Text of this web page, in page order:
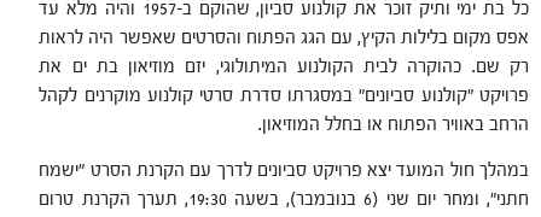
כל בת ימי ותיק זוכר את קולנוע סביון, שהוקם ב-1957 והיה מלא עד
אפס מקום בלילות הקיץ, עם הגג הפתוח והסרטים שאפשר היה לראות
רק שם. כהוקרה לבית הקולנוע המיתולוגי, יזם מוזיאון בת ים את
פרויקט "קולנוע סביונים" במסגרתו סדרת סרטי קולנוע מוקרנים לקהל
הרחב באוויר הפתוח או בחלל המוזיאון.
במהלך חול המועד יצא פרויקט סביונים לדרך עם הקרנת הסרט "ישמח
חתני", ומחר יום שני (6 בנובמבר), בשעה 19:30, תערך הקרנת טרום